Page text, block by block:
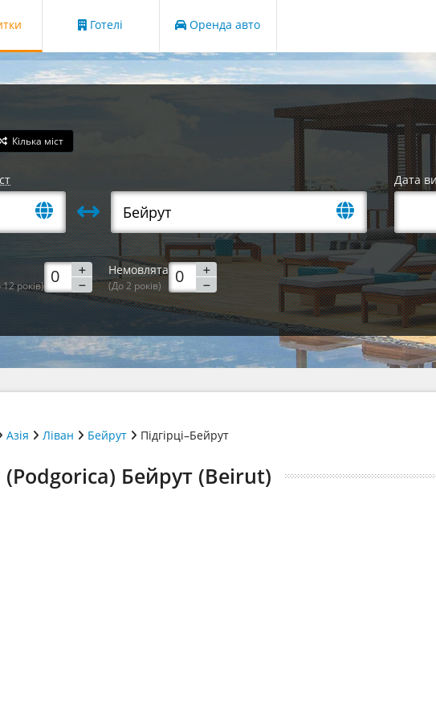
Готелі Оренда авто
Кілька міст
Дата
12 років)
Немовлята
(До 2 років)
Азія Ліван Бейрут Підгірці–Бейрут
(Podgorica) Бейрут (Beirut)